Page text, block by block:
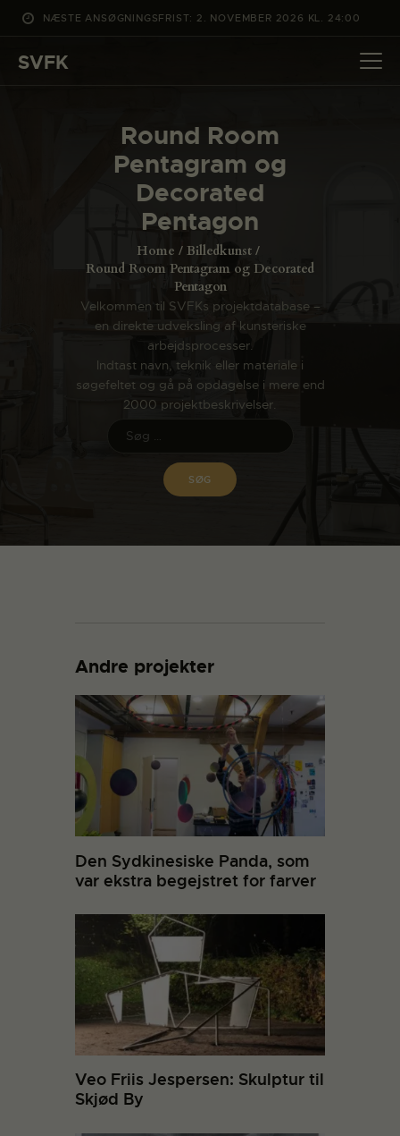
NÆSTE ANSØGNINGSFRIST: 2. NOVEMBER 2026 KL. 24:00
SVFK
Round Room
Pentagram og
Decorated
Pentagon
Home
Billedkunst
Round Room Pentagram og Decorated
Pentagon
Velkommen til SVFKs projektdatabase –
en direkte udveksling af kunsteriske
arbejdsprocesser.
Indtast navn, teknik eller materiale i
søgefeltet og gå på opdagelse i mere end
2000 projektbeskrivelser.
DET SKER
PROJEKTER
CHANNEL
ENGLISH
Andre projekter
Den Sydkinesiske Panda, som
var ekstra begejstret for farver
Veo Friis Jespersen: Skulptur til
Skjød By